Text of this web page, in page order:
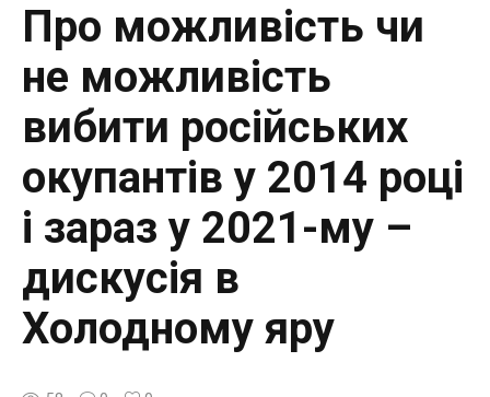
Про можливість чи
не можливість
вибити російських
окупантів у 2014 році
і зараз у 2021-му –
дискусія в
Холодному яру